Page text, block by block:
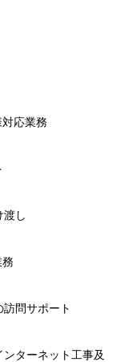
応業務
渡し
訪問サポート
ンターネット工事及